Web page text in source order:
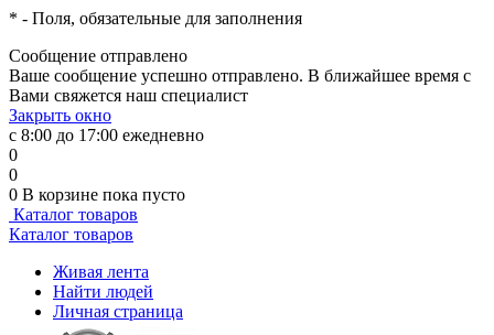
* - Поля, обязательные для заполнения
Сообщение отправлено
Ваше сообщение успешно отправлено. В ближайшее время с
Вами свяжется наш специалист
Закрыть окно
с 8:00 до 17:00 ежедневно
0
0
0 В корзине пока пусто
Каталог товаров
Каталог товаров
Живая лента
Найти людей
Личная страница